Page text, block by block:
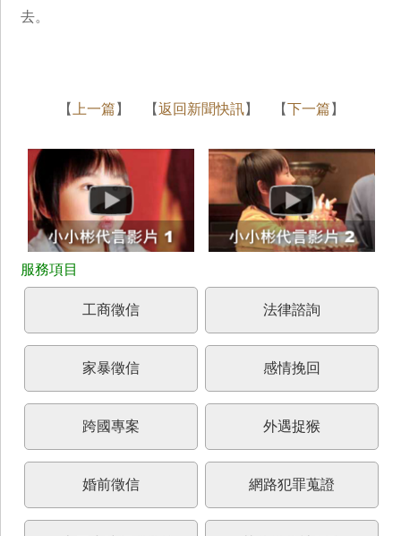
去。
【 上一篇 】 【返回新聞快訊】 【下一篇 】
工商徵信 法律諮詢
家暴徵信 感情挽回
跨國專案 外遇捉猴
婚前徵信 網路犯罪蒐證